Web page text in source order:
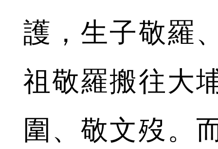
護，生子敬羅
祖敬羅搬往大
圍、敬文歿。